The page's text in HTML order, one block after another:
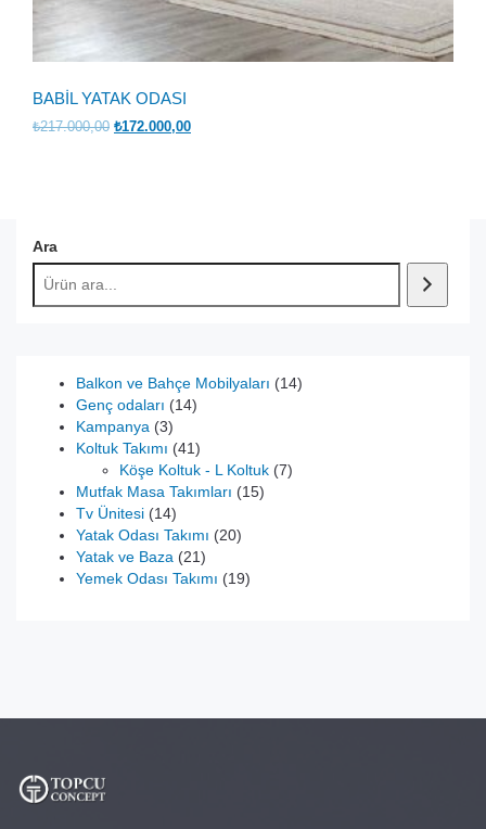
BABİL YATAK ODASI
₺217.000,00 Orijinal
₺172.000,00Şu
Ara
Balkon ve Bahçe Mobilyaları 1414
Genç odaları 1414
Kampanya 33
ürün
Koltuk Takımı 4141
ürün
Köşe Koltuk - L Koltuk 77
Mutfak Masa Takımları 1515
Tv Ünitesi 1414
ürün
Yatak Odası Takımı 2020
Yatak ve Baza 2121
ürün
Yemek Odası Takımı 1919